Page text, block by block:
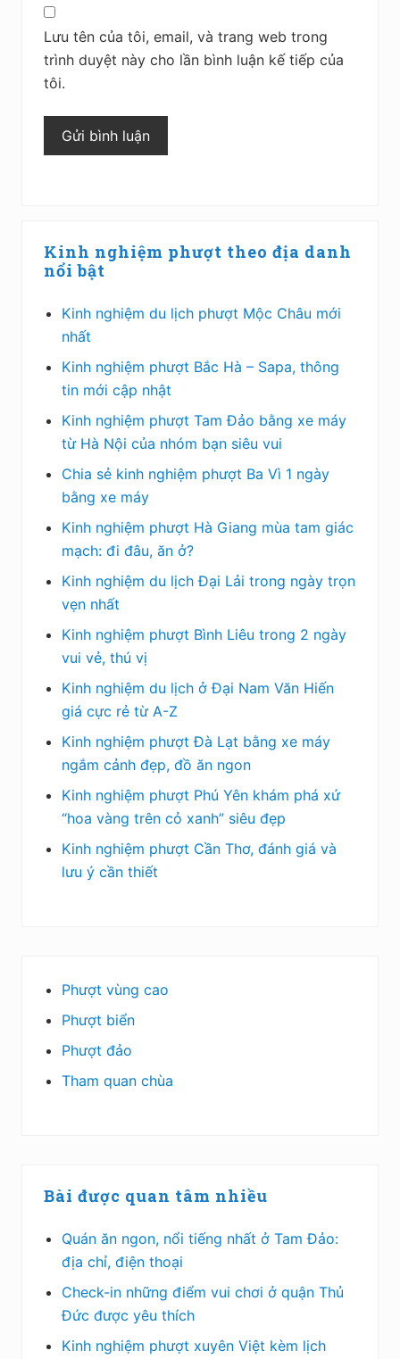
Lưu tên của tôi, email, và trang web trong
trình duyệt này cho lần bình luận kế tiếp của
tôi.
Sidebar
chính
Kinh nghiệm phượt theo địa danh
nổi bật
Kinh nghiệm du lịch phượt Mộc Châu mới
nhất
Kinh nghiệm phượt Bắc Hà – Sapa, thông
tin mới cập nhật
Kinh nghiệm phượt Tam Đảo bằng xe máy
từ Hà Nội của nhóm bạn siêu vui
Chia sẻ kinh nghiệm phượt Ba Vì 1 ngày
bằng xe máy
Kinh nghiệm phượt Hà Giang mùa tam giác
mạch: đi đâu, ăn ở?
Kinh nghiệm du lịch Đại Lải trong ngày trọn
vẹn nhất
Kinh nghiệm phượt Bình Liêu trong 2 ngày
vui vẻ, thú vị
Kinh nghiệm du lịch ở Đại Nam Văn Hiến
giá cực rẻ từ A-Z
Kinh nghiệm phượt Đà Lạt bằng xe máy
ngắm cảnh đẹp, đồ ăn ngon
Kinh nghiệm phượt Phú Yên khám phá xứ
“hoa vàng trên cỏ xanh” siêu đẹp
Kinh nghiệm phượt Cần Thơ, đánh giá và
lưu ý cần thiết
Phượt vùng cao
Phượt biển
Phượt đảo
Tham quan chùa
Bài được quan tâm nhiều
Quán ăn ngon, nổi tiếng nhất ở Tam Đảo:
địa chỉ, điện thoại
Check-in những điểm vui chơi ở quận Thủ
Đức được yêu thích
Kinh nghiệm phượt xuyên Việt kèm lịch